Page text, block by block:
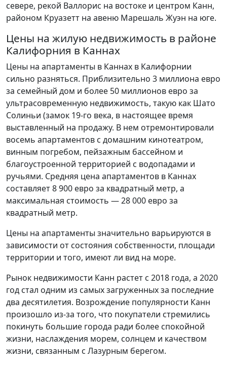
севере, рекой Валлорис на востоке и центром Канн,
районом Круазетт на авеню Марешаль Жуэн на юге.
Цены на жилую недвижимость в районе
Калифорния в Каннах
Цены на апартаменты в Каннах в Калифорнии
сильно разняться. Приблизительно 3 миллиона евро
за семейный дом и более 50 миллионов евро за
ультрасовременную недвижимость, такую как Шато
Солиньи (замок 19-го века, в настоящее время
выставленный на продажу. В нем отремонтировали
восемь апартаментов с домашним кинотеатром,
винным погребом, пейзажным бассейном и
благоустроенной территорией с водопадами и
ручьями. Средняя цена апартаментов в Каннах
составляет 8 900 евро за квадратный метр, а
максимальная стоимость — 28 000 евро за
квадратный метр.
Цены на апартаменты значительно варьируются в
зависимости от состояния собственности, площади
территории и того, имеют ли вид на море.
Рынок недвижимости Канн растет с 2018 года, а 2020
год стал одним из самых загруженных за последние
два десятилетия. Возрождение популярности Канн
произошло из-за того, что покупатели стремились
покинуть большие города ради более спокойной
жизни, наслаждения морем, солнцем и качеством
жизни, связанным с Лазурным берегом.